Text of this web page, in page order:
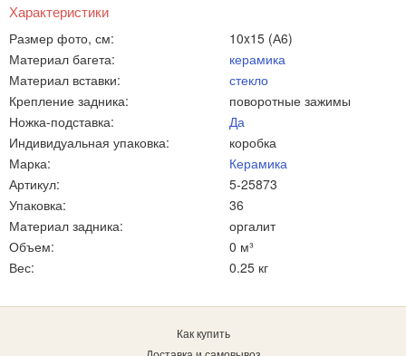
Характеристики
Размер фото, см:
10x15 (А6)
Материал багета:
керамика
Материал вставки:
стекло
Крепление задника:
поворотные зажимы
Ножка-подставка:
Да
Индивидуальная упаковка:
коробка
Марка:
Керамика
Артикул:
5-25873
Упаковка:
36
Материал задника:
оргалит
Объем:
0 м³
Вес:
0.25 кг
Как купить